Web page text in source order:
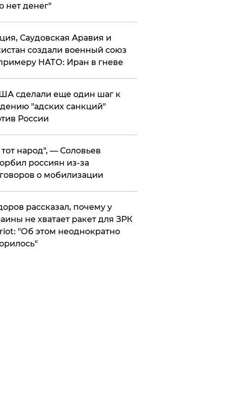
нет денег"
Саудовская Аравия и
создали военный союз
НАТО: Иран в гневе
сделали еще один шаг к
"адских санкций"
России
народ", — Соловьев
россиян из-за
о мобилизации
рассказал, почему у
не хватает ракет для ЗРК
"Об этом неоднократно